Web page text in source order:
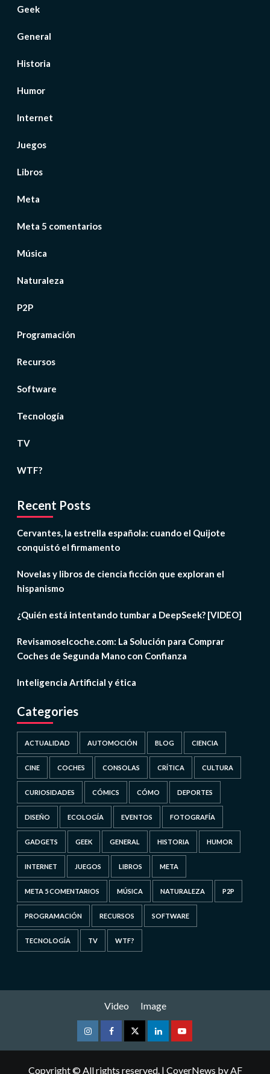
Geek
General
Historia
Humor
Internet
Juegos
Libros
Meta
Meta 5 comentarios
Música
Naturaleza
P2P
Programación
Recursos
Software
Tecnología
TV
WTF?
Recent Posts
Cervantes, la estrella española: cuando el Quijote
conquistó el firmamento
Novelas y libros de ciencia ficción que exploran el
hispanismo
¿Quién está intentando tumbar a DeepSeek? [VIDEO]
Revisamoselcoche.com: La Solución para Comprar
Coches de Segunda Mano con Confianza
Inteligencia Artificial y ética
Categories
ACTUALIDAD AUTOMOCIÓN BLOG CIENCIA
CINE COCHES CONSOLAS CRÍTICA CULTURA
CURIOSIDADES CÓMICS CÓMO DEPORTES
DISEÑO ECOLOGÍA EVENTOS FOTOGRAFÍA
GADGETS GEEK GENERAL HISTORIA HUMOR
INTERNET JUEGOS LIBROS META
META 5 COMENTARIOS MÚSICA NATURALEZA P2P
PROGRAMACIÓN RECURSOS SOFTWARE
TECNOLOGÍA TV WTF?
Video Image
InstagramFacebookTwitterLinkedinYoutube
Copyright © All rights reserved. | CoverNews by AF